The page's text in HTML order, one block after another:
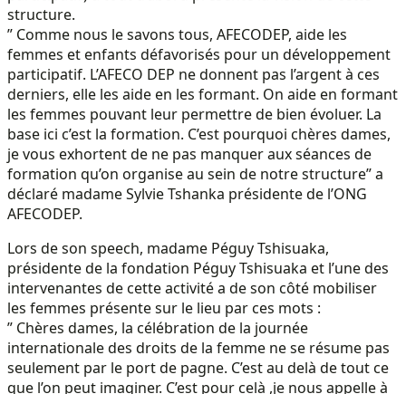
structure.
” Comme nous le savons tous, AFECODEP, aide les
femmes et enfants défavorisés pour un développement
participatif. L’AFECO DEP ne donnent pas l’argent à ces
derniers, elle les aide en les formant. On aide en formant
les femmes pouvant leur permettre de bien évoluer. La
base ici c’est la formation. C’est pourquoi chères dames,
je vous exhortent de ne pas manquer aux séances de
formation qu’on organise au sein de notre structure” a
déclaré madame Sylvie Tshanka présidente de l’ONG
AFECODEP.
Lors de son speech, madame Péguy Tshisuaka,
présidente de la fondation Péguy Tshisuaka et l’une des
intervenantes de cette activité a de son côté mobiliser
les femmes présente sur le lieu par ces mots :
” Chères dames, la célébration de la journée
internationale des droits de la femme ne se résume pas
seulement par le port de pagne. C’est au delà de tout ce
que l’on peut imaginer. C’est pour celà ,je nous appelle à